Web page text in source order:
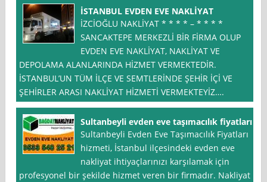
İSTANBUL EVDEN EVE NAKLİYAT
İZCİOĞLU NAKLİYAT * * * * – * * * *
SANCAKTEPE MERKEZLİ BİR FİRMA OLUP
EVDEN EVE NAKLİYAT, NAKLİYAT VE
DEPOLAMA ALANLARINDA HİZMET VERMEKTEDİR.
İSTANBUL’UN TÜM İLÇE VE SEMTLERİNDE ŞEHİR İÇİ VE
ŞEHİRLER ARASI NAKLİYAT HİZMETİ VERMEKTEYİZ….
Sultanbeyli evden eve taşımacılık fiyatları
Sultanbeyli Evden Eve Taşımacılık Fiyatları
hizmeti, İstanbul ilçesindeki evden eve
nakliyat ihtiyaçlarınızı karşılamak için
profesyonel bir şekilde hizmet veren bir firmadır. Nakliyat